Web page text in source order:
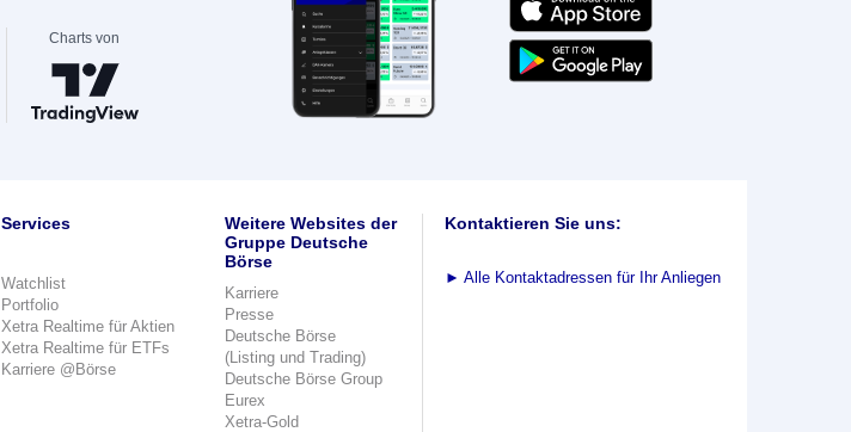
Charts von
Services
Watchlist
Portfolio
Xetra Realtime für Aktien
Xetra Realtime für ETFs
Karriere @Börse
Weitere Websites der
Gruppe Deutsche
Börse
Karriere
Presse
Deutsche Börse
(Listing und Trading)
Deutsche Börse Group
Eurex
Xetra-Gold
Kontaktieren Sie uns:
► Alle Kontaktadressen für Ihr Anliegen